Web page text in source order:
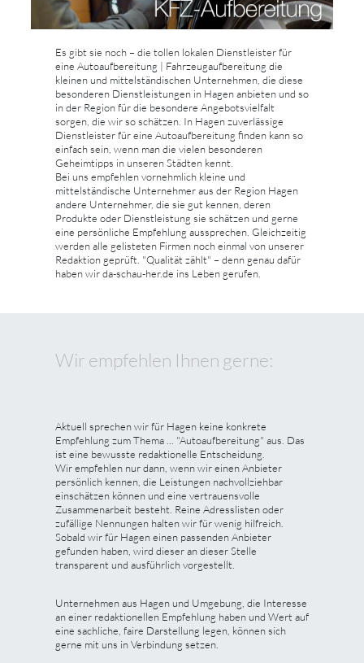
Es gibt sie noch – die tollen lokalen Dienstleister für
eine Autoaufbereitung | Fahrzeugaufbereitung die
kleinen und mittelständischen Unternehmen, die diese
besonderen Dienstleistungen in Hagen anbieten und so
in der Region für die besondere Angebotsvielfalt
sorgen, die wir so schätzen. In Hagen zuverlässige
Dienstleister für eine Autoaufbereitung finden kann so
einfach sein, wenn man die vielen besonderen
Geheimtipps in unseren Städten kennt.
Bei uns empfehlen vornehmlich kleine und
mittelständische Unternehmer aus der Region Hagen
andere Unternehmer, die sie gut kennen, deren
Produkte oder Dienstleistung sie schätzen und gerne
eine persönliche Empfehlung aussprechen. Gleichzeitig
werden alle gelisteten Firmen noch einmal von unserer
Redaktion geprüft. "Qualität zählt" – denn genau dafür
haben wir da-schau-her.de ins Leben gerufen.
Wir empfehlen Ihnen gerne:
Aktuell sprechen wir für Hagen keine konkrete
Empfehlung zum Thema ... "Autoaufbereitung" aus. Das
ist eine bewusste redaktionelle Entscheidung.
Wir empfehlen nur dann, wenn wir einen Anbieter
persönlich kennen, die Leistungen nachvollziehbar
einschätzen können und eine vertrauensvolle
Zusammenarbeit besteht. Reine Adresslisten oder
zufällige Nennungen halten wir für wenig hilfreich.
Sobald wir für Hagen einen passenden Anbieter
gefunden haben, wird dieser an dieser Stelle
transparent und ausführlich vorgestellt.
Unternehmen aus Hagen und Umgebung, die Interesse
an einer redaktionellen Empfehlung haben und Wert auf
eine sachliche, faire Darstellung legen, können sich
gerne mit uns in Verbindung setzen.